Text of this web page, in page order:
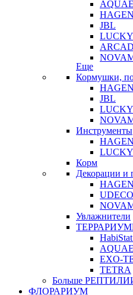
HAGEN
JBL
Еще
Кормушки,
HAGEN
JBL
Инструменты
HAGEN
Корм
Декорации и
HAGEN
UDECO
Увлажнители
EXO-
TETRA
Больше
ФЛОРАРИУМ